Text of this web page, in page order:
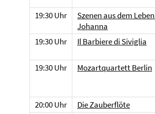
19:30 Uhr
Szenen aus dem
Johanna
19:30 Uhr
Il Barbiere di Siviglia
19:30 Uhr
Mozartquartett Berlin
20:00 Uhr
Die Zauberflöte